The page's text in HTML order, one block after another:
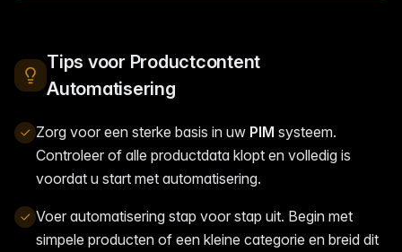
Tips voor Productcontent
Automatisering
Zorg voor een sterke basis in uw PIM systeem.
Controleer of alle productdata klopt en volledig is
voordat u start met automatisering.
Voer automatisering stap voor stap uit. Begin met
simpele producten of een kleine categorie en breid dit